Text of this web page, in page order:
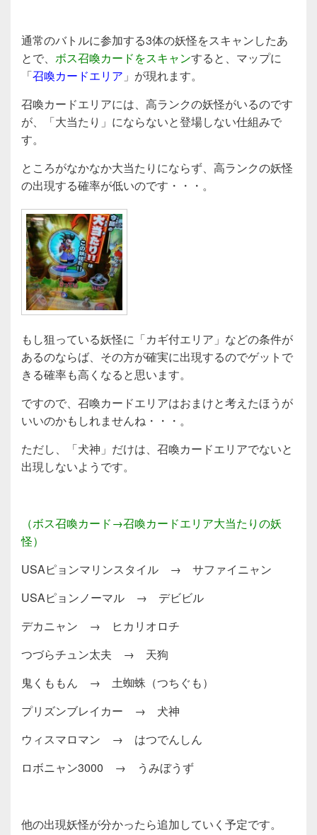
通常のバトルに参加する3体の妖怪をスキャンしたあ
とで、 ボス召喚カードをスキャンすると、マップに
「召喚カードエリア 」が現れます。
召喚カードエリアには、高ランクの妖怪がいるのです
が、「大当たり」にならないと登場しない仕組みで
す。
ところがなかなか大当たりにならず、高ランクの妖怪
の出現する確率が低いのです・・・。
もし狙っている妖怪に「カギ付エリア」などの条件が
あるのならば、その方が確実に出現するのでゲットで
きる確率も高くなると思います。
ですので、召喚カードエリアはおまけと考えたほうが
いいのかもしれませんね・・・。
ただし、「犬神」だけは、召喚カードエリアでないと
出現しないようです。
（ボス召喚カード→召喚カードエリア大当たりの妖
怪）
USAピョンマリンスタイル → サファイニャン
USAピョンノーマル → デビビル
デカニャン → ヒカリオロチ
つづらチュン太夫 → 天狗
鬼くももん → 土蜘蛛（つちぐも）
プリズンブレイカー → 犬神
ウィスマロマン → はつでんしん
ロボニャン3000 → うみぼうず
他の出現妖怪が分かったら追加していく予定です。